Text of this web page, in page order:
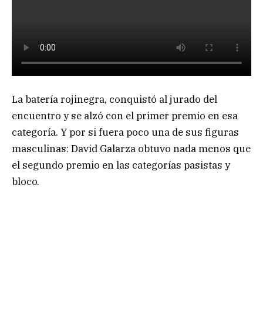
La batería rojinegra, conquistó al jurado del
encuentro y se alzó con el primer premio en esa
categoría. Y por si fuera poco una de sus figuras
masculinas: David Galarza obtuvo nada menos que
el segundo premio en las categorías pasistas y
bloco.